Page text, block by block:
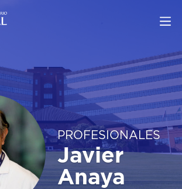
PROFESIONALES
Javier
Anaya